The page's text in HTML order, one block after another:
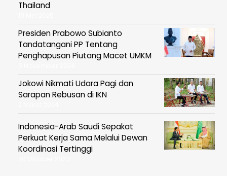
Thailand
Presiden Prabowo Subianto
Tandatangani PP Tentang
Penghapusan Piutang Macet UMKM
Jokowi Nikmati Udara Pagi dan
Sarapan Rebusan di IKN
Indonesia-Arab Saudi Sepakat
Perkuat Kerja Sama Melalui Dewan
Koordinasi Tertinggi